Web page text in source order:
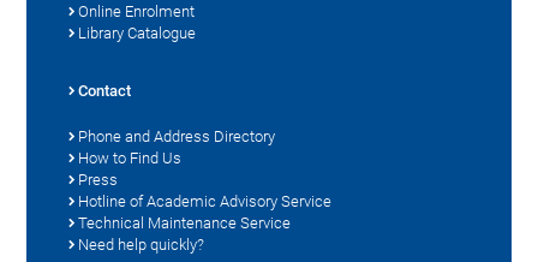
Online Enrolment
Library Catalogue
Contact
Phone and Address Directory
How to Find Us
Press
Hotline of Academic Advisory Service
Technical Maintenance Service
Need help quickly?